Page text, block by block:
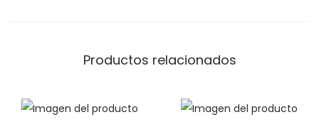
Productos relacionados